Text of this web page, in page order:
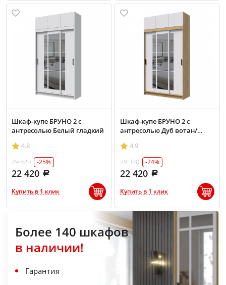
Шкаф-купе БРУНО 2 с
антресолью Белый гладкий
4.8
29 820
-25%
22 420
Купить в 1 клик
Шкаф-купе БРУНО 2 с
антресолью Дуб вотан/
4.9
29 370
-24%
22 420
Купить в 1 клик
Более 140 шкафов
в наличии!
Гарантия